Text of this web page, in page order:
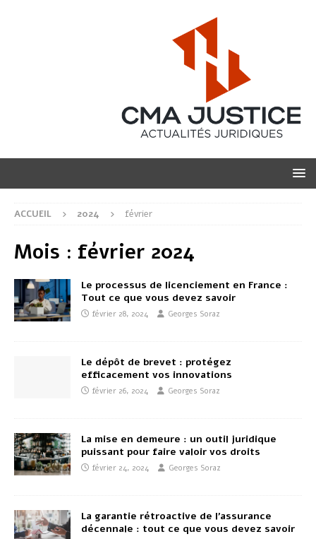
ACCUEIL 2024 février
Mois : février 2024
Le processus de licenciement en France :
Tout ce que vous devez savoir
février 28, 2024 Georges Soraz
Le dépôt de brevet : protégez
efficacement vos innovations
février 26, 2024 Georges Soraz
La mise en demeure : un outil juridique
puissant pour faire valoir vos droits
février 24, 2024 Georges Soraz
La garantie rétroactive de l’assurance
décennale : tout ce que vous devez savoir